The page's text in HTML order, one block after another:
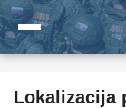
Lokalizacija